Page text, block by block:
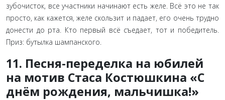
зубочисток, все участники начинают есть желе. Всё это не так
просто, как кажется, желе скользит и падает, его очень трудно
донести до рта. Кто первый всё съедает, тот и победитель.
Приз: бутылка шампанского.
11. Песня-переделка на юбилей
на мотив Стаса Костюшкина «С
днём рождения, мальчишка!»